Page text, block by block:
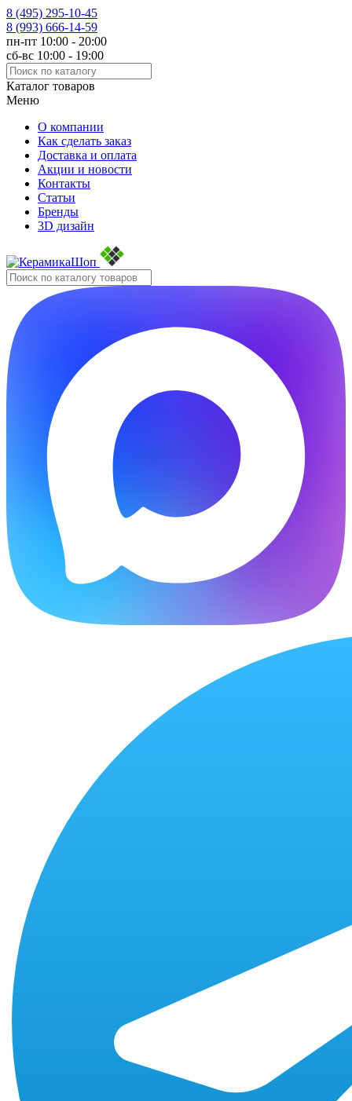
8 (495) 295-10-45
8 (993) 666-14-59
пн-пт 10:00 - 20:00
сб-вс 10:00 - 19:00
Каталог товаров
Меню
О компании
Как сделать заказ
Доставка и оплата
Акции и новости
Контакты
Статьи
Бренды
3D дизайн